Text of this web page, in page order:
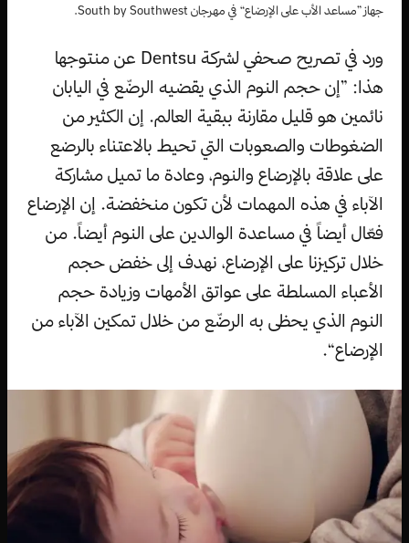
جهاز ”مساعد الأب على الإرضاع“ في مهرجان South by Southwest.
ورد في تصريح صحفي لشركة Dentsu عن منتوجها
هذا: ”إن حجم النوم الذي يقضيه الرضّع في اليابان
نائمين هو قليل مقارنة ببقية العالم. إن الكثير من
الضغوطات والصعوبات التي تحيط بالاعتناء بالرضع
على علاقة بالإرضاع والنوم، وعادة ما تميل مشاركة
الآباء في هذه المهمات لأن تكون منخفضة. إن الإرضاع
فعّال أيضاً في مساعدة الوالدين على النوم أيضاً. من
خلال تركيزنا على الإرضاع، نهدف إلى خفض حجم
الأعباء المسلطة على عواتق الأمهات وزيادة حجم
النوم الذي يحظى به الرضّع من خلال تمكين الآباء من
الإرضاع“.